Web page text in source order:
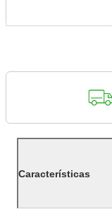
Características